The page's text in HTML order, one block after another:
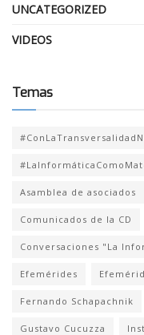
UNCATEGORIZED
VIDEOS
Temas
Asamblea de asociados
Comunicados de la CD
Conversaciones "La
Efemérides
Fernando Schapachnik
Gustavo Cucuzza